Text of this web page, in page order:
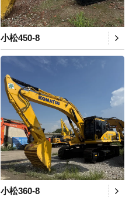
小松450-8
小松360-8